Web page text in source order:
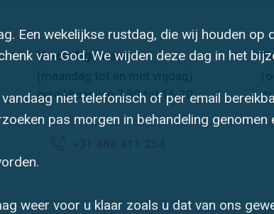
Een wekelijkse rustdag, die wij houden op
van God. We wijden deze dag in het
niet telefonisch of per email
pas morgen in behandeling genomen
weer voor u klaar zoals u dat van ons
Vredo Algemeen
(maandag tot en met vrijdag)
bereikbaar van 7.30 tot 16.30